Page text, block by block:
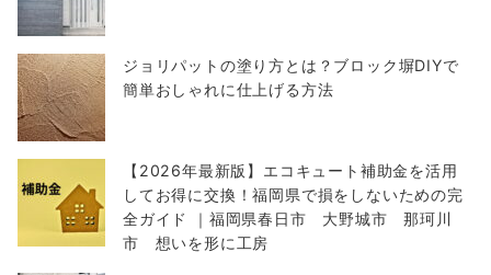
ジョリパットの塗り方とは？ブロック塀DIYで
簡単おしゃれに仕上げる方法
【2026年最新版】エコキュート補助金を活用
してお得に交換！福岡県で損をしないための完
全ガイド ｜福岡県春日市 大野城市 那珂川
市 想いを形に工房